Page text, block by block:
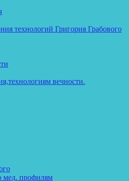
технологий Григория Грабового
вечности.
мед. профилям